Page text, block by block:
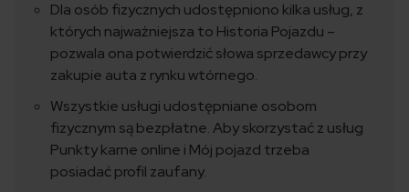
Dla osób fizycznych udostępniono kilka usług, z
których najważniejsza to Historia Pojazdu –
pozwala ona potwierdzić słowa sprzedawcy przy
zakupie auta z rynku wtórnego.
Wszystkie usługi udostępniane osobom
fizycznym są bezpłatne. Aby skorzystać z usług
Punkty karne online i Mój pojazd trzeba
posiadać profil zaufany.